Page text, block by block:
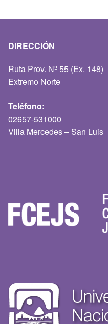
DIRECCIÓN
Ruta Prov. Nº 55 (Ex. 148)
Extremo Norte
Teléfono:
02657-531000
Villa Mercedes – San Luis